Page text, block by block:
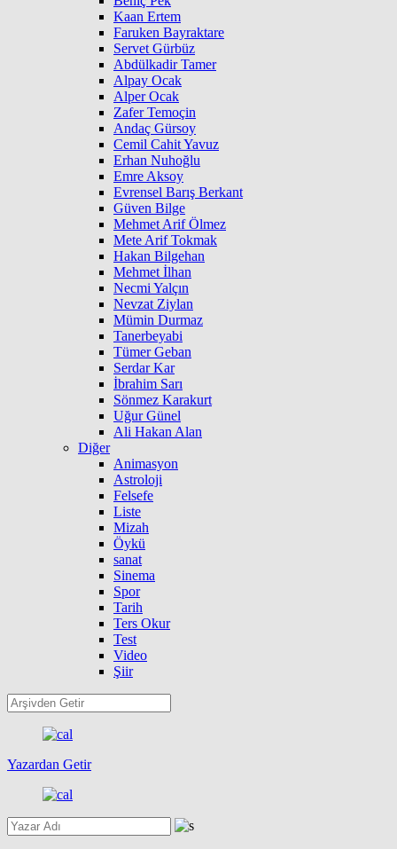
Kaan Ertem
Faruken Bayraktare
Servet Gürbüz
Abdülkadir Tamer
Alpay Ocak
Alper Ocak
Zafer Temoçin
Andaç Gürsoy
Cemil Cahit Yavuz
Erhan Nuhoğlu
Emre Aksoy
Evrensel Barış Berkant
Güven Bilge
Mehmet Arif Ölmez
Mete Arif Tokmak
Hakan Bilgehan
Mehmet İlhan
Necmi Yalçın
Nevzat Ziylan
Mümin Durmaz
Tanerbeyabi
Tümer Geban
Serdar Kar
İbrahim Sarı
Sönmez Karakurt
Uğur Günel
Ali Hakan Alan
Diğer
Animasyon
Astroloji
Felsefe
Liste
Mizah
Öykü
sanat
Sinema
Spor
Tarih
Ters Okur
Test
Video
Şiir
Yazardan Getir